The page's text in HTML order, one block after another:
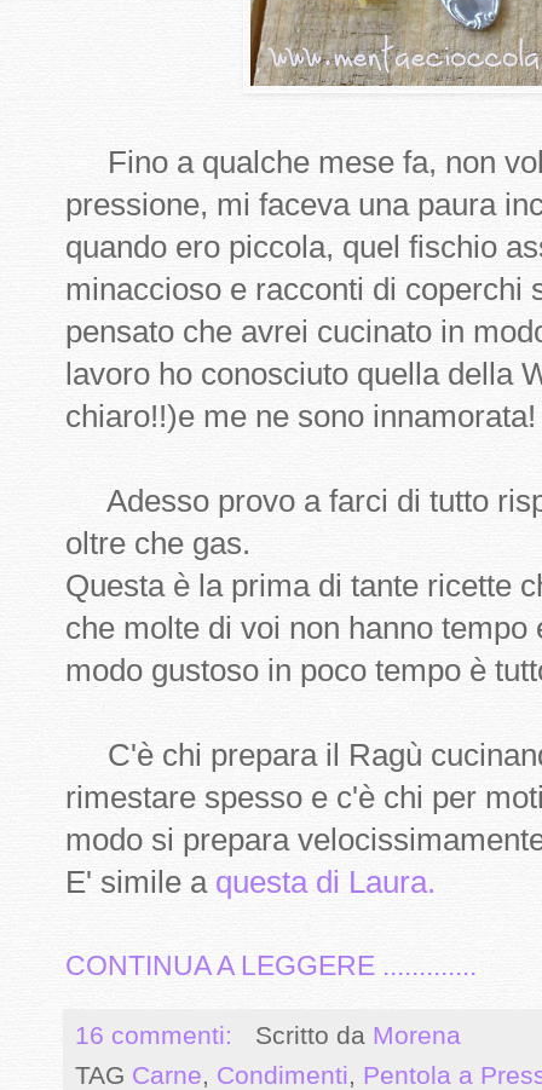
Fino a qualche mese fa, non
pressione, mi faceva una paura
quando ero piccola, quel fischio
minaccioso e racconti di coperchi
pensato che avrei cucinato in
lavoro ho conosciuto quella della
chiaro!!)e me ne sono innamorata!
Adesso provo a farci di tutto
oltre che gas.
Questa è la prima di tante ricette
che molte di voi non hanno
modo gustoso in poco tempo è
C'è chi prepara il Ragù
rimestare spesso e c'è chi per
modo si prepara
E' simile a questa di Laura.
CONTINUA A LEGGERE .............
16 commenti: Scritto da Morena
TAG Carne, Condimenti, Pentola a